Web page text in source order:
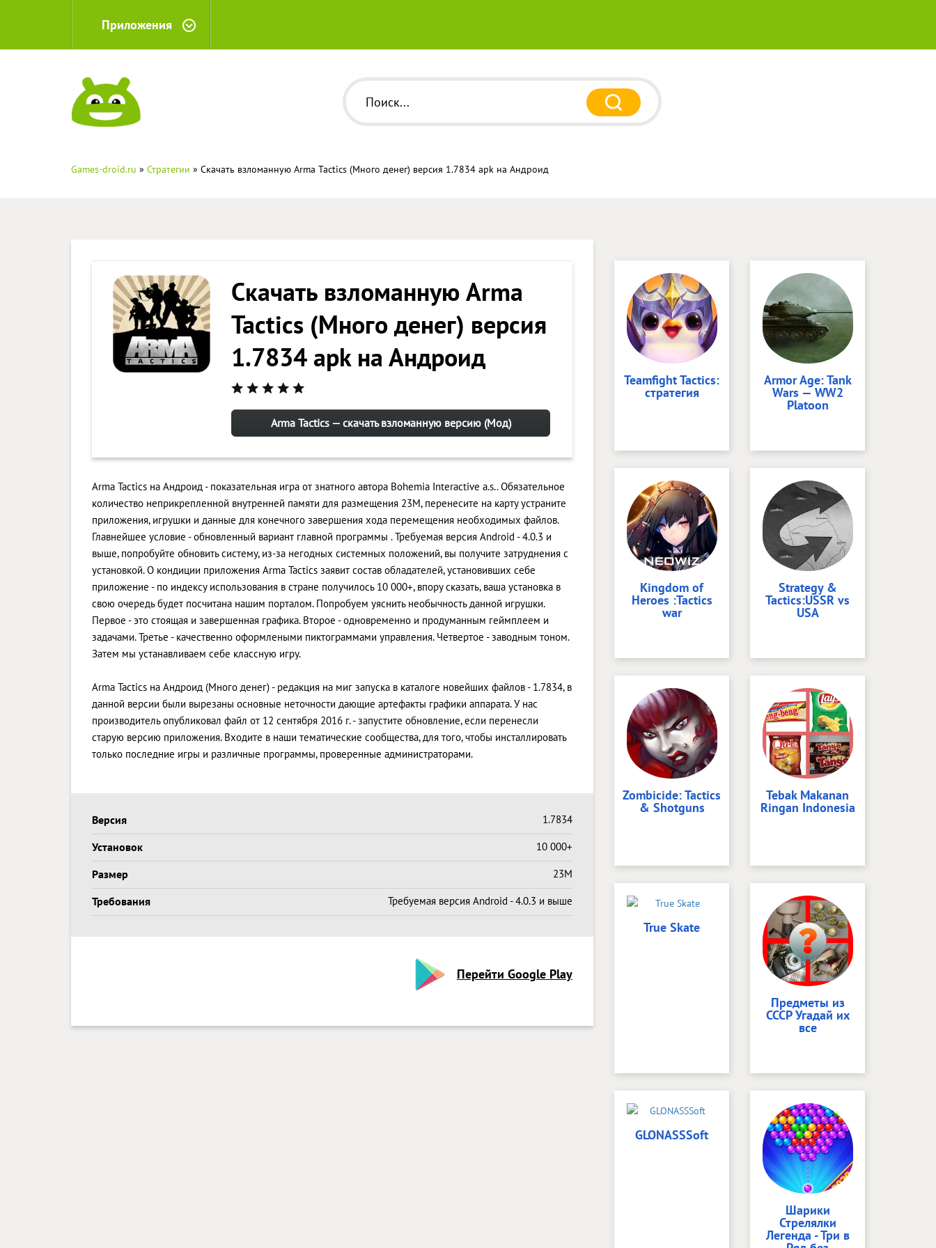
Приложения
Games-droid.ru » Стратегии » Скачать взломанную Arma Tactics (Много денег) версия 1.7834 apk на Андроид
Скачать взломанную Arma
Tactics (Много денег) версия
1.7834 apk на Андроид
Arma Tactics — скачать взломанную версию (Мод)
Arma Tactics на Андроид - показательная игра от знатного автора Bohemia Interactive a.s.. Обязательное
количество неприкрепленной внутренней памяти для размещения 23M, перенесите на карту устраните
приложения, игрушки и данные для конечного завершения хода перемещения необходимых файлов.
Главнейшее условие - обновленный вариант главной программы . Требуемая версия Android - 4.0.3 и
выше, попробуйте обновить систему, из-за негодных системных положений, вы получите затруднения с
установкой. О кондиции приложения Arma Tactics заявит состав обладателей, установивших себе
приложение - по индексу использования в стране получилось 10 000+, впору сказать, ваша установка в
свою очередь будет посчитана нашим порталом. Попробуем уяснить необычность данной игрушки.
Первое - это стоящая и завершенная графика. Второе - одновременно и продуманным геймплеем и
задачами. Третье - качественно оформлеными пиктограммами управления. Четвертое - заводным тоном.
Затем мы устанавливаем себе классную игру.
Arma Tactics на Андроид (Много денег) - редакция на миг запуска в каталоге новейших файлов - 1.7834, в
данной версии были вырезаны основные неточности дающие артефакты графики аппарата. У нас
производитель опубликовал файл от 12 сентября 2016 г. - запустите обновление, если перенесли
старую версию приложения. Входите в наши тематические сообщества, для того, чтобы инсталлировать
только последние игры и различные программы, проверенные администраторами.
Версия 1.7834
Установок 10 000+
Размер 23M
Требования Требуемая версия Android - 4.0.3 и выше
Перейти Google Play
Teamfight Tactics:
стратегия
Armor Age: Tank
Wars — WW2
Platoon
Kingdom of
Heroes :Tactics
war
Strategy &
Tactics:USSR vs
USA
Zombicide: Tactics
& Shotguns
Tebak Makanan
Ringan Indonesia
True Skate
Предметы из
СССР Угадай их
все
GLONASSSoft
Шарики
Стрелялки
Легенда - Три в